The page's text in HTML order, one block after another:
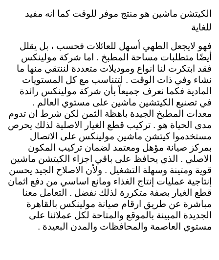
الكيتشن ماشين هو منتج موفر للوقت كما انه مفيد
للغاية
فهو لايجعل الطهي أسهل للعائلات فحسب ، بل يقلل
أيضًا متطلبات مساحة المطبخ . اما شركة مولينكس
فقد ابتكرت لنا انواع وموديلات متعددة لننتقي منها ما
نشاء وفي ذات الوقت . لتتناسب مع كل المستويات
المادية فكما نعرف جميعاً بأن شركة مولينكس رائدة
في تصنيع الكيتشين ماشين على مستوي العالم .
معدات المطبخ الجيدة باهظة الثمن لكن شرط ان تدوم
مدى الحياة هو . تركيب قطع الغيار الاصلية لذلك يحرص
مستخدموا كيتشن ماشين مولينكس على الاتصال
بمركز صيانة مؤهل ومعتمد لضمان تركيب المكون
الاصلي . الذي يحافظ على باقي اجزاء الكيتشن ماشين
قوية ومتينة وسهلة التشغيل . ولأن الاصلاح الجيد يحسن
إنتاجية عمليات إنتاج الغذاء ومانع اساسي من دفع اثمان
قطع الغيار بصفة متكررة لذلك نفضل . التعامل معنا
مباشرة عن طريق ارقام صيانة مولينكس بالقاهرة
الجديدة المبينة بالموقع والمتاحة لكل عملائنا على
مستوي العاصمة والمحافظات والمدن البعيدة .